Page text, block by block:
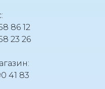
86 12
23 26
41 83